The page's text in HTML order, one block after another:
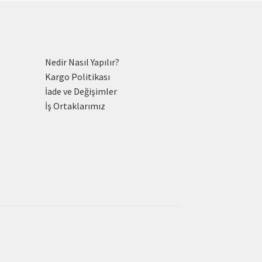
Nedir Nasıl Yapılır?
Kargo Politikası
İade ve Değişimler
İş Ortaklarımız